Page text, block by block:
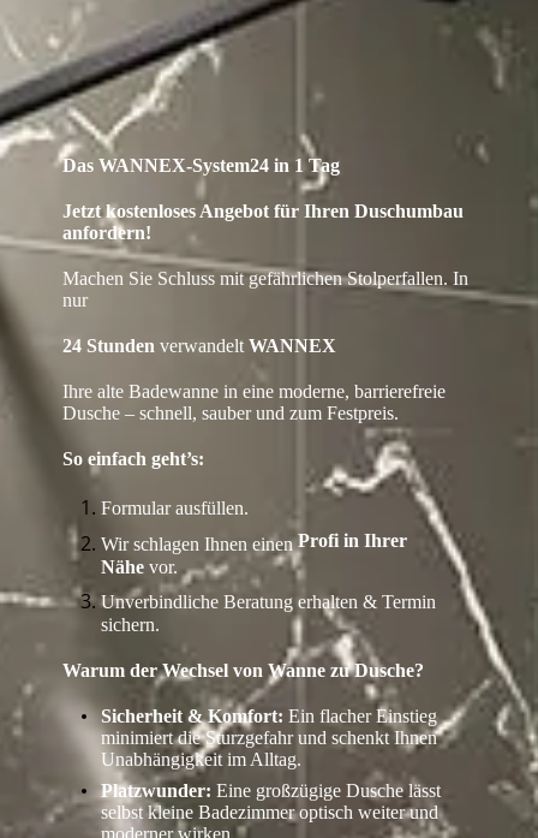
Das WANNEX-System24 in 1 Tag
Jetzt kostenloses Angebot für Ihren Duschumbau
anfordern!
Machen Sie Schluss mit gefährlichen Stolperfallen. In
nur
24 StundenverwandeltWANNEX
Ihre alte Badewanne in eine moderne, barrierefreie
Dusche – schnell, sauber und zum Festpreis.
So einfach geht’s:
Formular ausfüllen.
Wir schlagen Ihnen einenProfi in Ihrer
Nähe vor.
Unverbindliche Beratung erhalten & Termin
sichern.
Warum der Wechsel von Wanne zu Dusche?
Sicherheit & Komfort: Ein flacher Einstieg
minimiert die Sturzgefahr und schenkt Ihnen
Unabhängigkeit im Alltag.
Platzwunder: Eine großzügige Dusche lässt
selbst kleine Badezimmer optisch weiter und
moderner wirken.